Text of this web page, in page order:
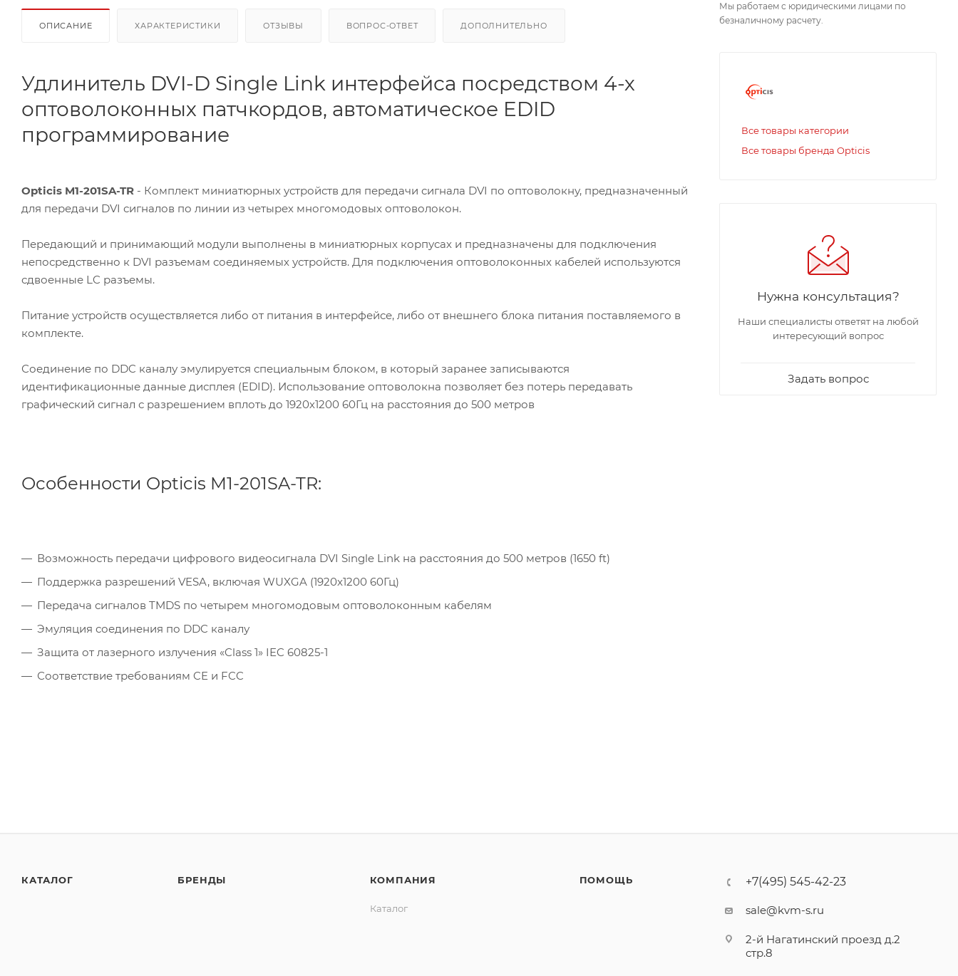
ОПИСАНИЕ ХАРАКТЕРИСТИКИ ОТЗЫВЫ ВОПРОС-ОТВЕТ ДОПОЛНИТЕЛЬНО
Удлинитель DVI-D Single Link интерфейса посредством 4-х
оптоволоконных патчкордов, автоматическое EDID
программирование
Opticis M1-201SA-TR - Комплект миниатюрных устройств для передачи сигнала DVI по оптоволокну, предназначенный
для передачи DVI сигналов по линии из четырех многомодовых оптоволокон.
Передающий и принимающий модули выполнены в миниатюрных корпусах и предназначены для подключения
непосредственно к DVI разъемам соединяемых устройств. Для подключения оптоволоконных кабелей используются
сдвоенные LC разъемы.
Питание устройств осуществляется либо от питания в интерфейсе, либо от внешнего блока питания поставляемого в
комплекте.
Соединение по DDC каналу эмулируется специальным блоком, в который заранее записываются
идентификационные данные дисплея (EDID). Использование оптоволокна позволяет без потерь передавать
графический сигнал с разрешением вплоть до 1920х1200 60Гц на расстояния до 500 метров
Особенности Opticis M1-201SA-TR:
Возможность передачи цифрового видеосигнала DVI Single Link на расстояния до 500 метров (1650 ft)
Поддержка разрешений VESA, включая WUXGA (1920x1200 60Гц)
Передача сигналов TMDS по четырем многомодовым оптоволоконным кабелям
Эмуляция соединения по DDC каналу
Защита от лазерного излучения «Class 1» IEC 60825-1
Соответствие требованиям CE и FCC
Мы работаем с юридическими лицами по
безналичному расчету.
Все товары категории
Все товары бренда Opticis
Нужна консультация?
Наши специалисты ответят на любой
интересующий вопрос
Задать вопрос
КАТАЛОГ БРЕНДЫ КОМПАНИЯ
Каталог
ПОМОЩЬ +7(495) 545-42-23
sale@kvm-s.ru
2-й Нагатинский проезд д.2
стр.8